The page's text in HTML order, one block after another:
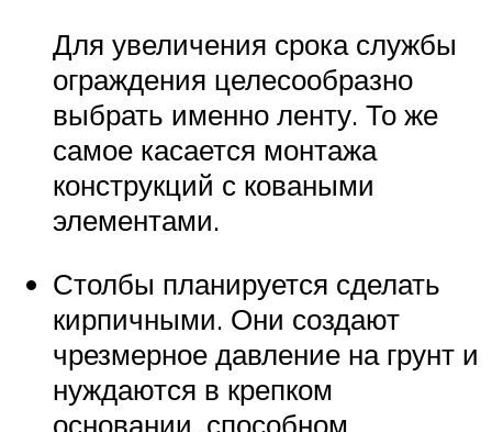
Для увеличения срока службы
ограждения целесообразно
выбрать именно ленту. То же
самое касается монтажа
конструкций с коваными
элементами.
Столбы планируется сделать
кирпичными. Они создают
чрезмерное давление на грунт и
нуждаются в крепком
основании, способном